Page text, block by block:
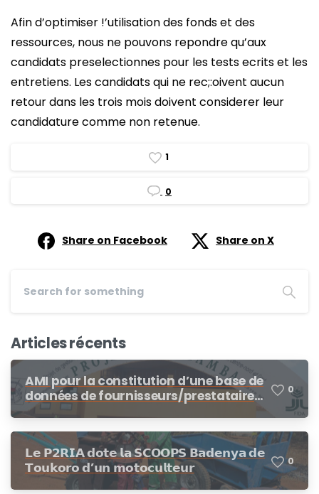
Afin d’optimiser !’utilisation des fonds et des
ressources, nous ne pouvons repondre qu’aux
candidats preselectionnes pour les tests ecrits et les
entretiens. Les candidats qui ne rec;:oivent aucun
retour dans les trois mois doivent considerer leur
candidature comme non retenue.
1
0
Share on Facebook Share on X
Articles récents
AMI pour la constitution d’une base de
données de fournisseurs/prestataires
dans le cadre des procédures de
de cotation
0
𝗟𝗲 𝗣𝟮𝗥𝗜𝗔 𝗱𝗼𝘁𝗲 𝗹𝗮 𝗦𝗖𝗢𝗢𝗣𝗦 𝗕𝗮𝗱𝗲𝗻𝘆𝗮 𝗱𝗲
𝗧𝗼𝘂𝗸𝗼𝗿𝗼 𝗱’𝘂𝗻 𝗺𝗼𝘁𝗼𝗰𝘂𝗹𝘁𝗲𝘂𝗿
0